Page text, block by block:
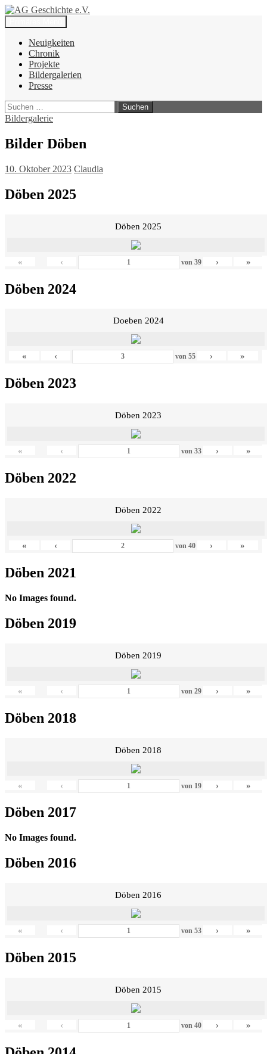
Zum
Inhalt
springen
AG Geschichte e.V.
Suchen
Neuigkeiten
Chronik
Projekte
Bildergalerien
Presse
Suchen
nach:
Bildergalerie
Bilder Döben
10. Oktober 2023 Claudia
Döben 2025
Döben 2025
« ‹ von 39 › »
Döben 2024
Doeben 2024
« ‹ von 55 › »
Döben 2023
Döben 2023
« ‹ von 33 › »
Döben 2022
Döben 2022
« ‹ von 40 › »
Döben 2021
No Images found.
Döben 2019
Döben 2019
« ‹ von 29 › »
Döben 2018
Döben 2018
« ‹ von 19 › »
Döben 2017
No Images found.
Döben 2016
Döben 2016
« ‹ von 53 › »
Döben 2015
Döben 2015
« ‹ von 40 › »